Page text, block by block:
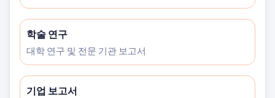
학술 연구
대학 연구 및 전문 기관 보고서
기업 보고서